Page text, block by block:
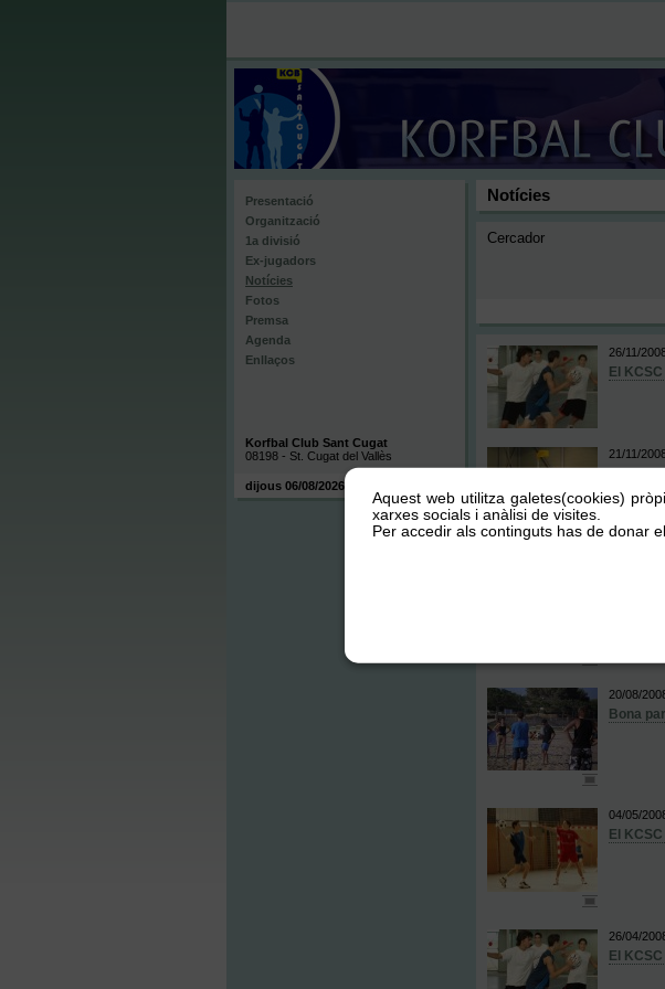
Presentació
Organització
1a divisió
Ex-jugadors
Notícies
Fotos
Premsa
Agenda
Enllaços
Korfbal Club Sant Cugat
08198 - St. Cugat del Vallès
dijous 06/08/2026
Notícies
Cercador
26/11/
El
21/11/
El
20/08/
Bona
04/05/
El
26/04/
El
Aquest web utilitza galetes(cookies)
xarxes socials i anàlisi de visites.
Per accedir als continguts has de donar